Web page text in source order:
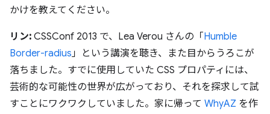
かけを教えてください。
リン: CSSConf 2013 で、Lea Verou さんの「 Humble
Border-radius」という講演を聴き、また目からうろこが
落ちました。すでに使用していた CSS プロパティには、
芸術的な可能性の世界が広がっており、それを探求して試
すことにワクワクしていました。家に帰って WhyAZ を作